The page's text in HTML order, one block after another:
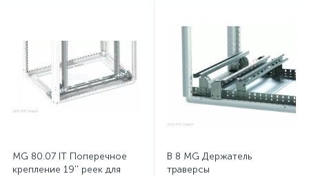
MG 80.07 IT Поперечное
крепление 19'' реек для
B 8 MG Держатель
траверсы